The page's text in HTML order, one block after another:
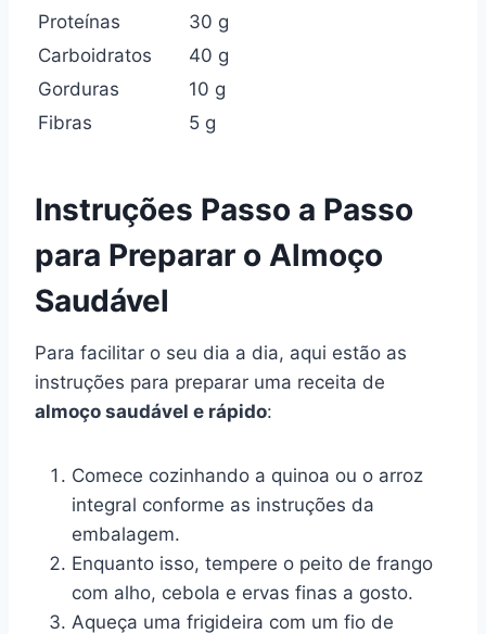
Proteínas
30 g
Carboidratos
40 g
Gorduras
10 g
Fibras
5 g
Instruções Passo a Passo
para Preparar o Almoço
Saudável
Para facilitar o seu dia a dia, aqui estão as
instruções para preparar uma receita de
almoço saudável e rápido:
Comece cozinhando a quinoa ou o arroz
integral conforme as instruções da
embalagem.
Enquanto isso, tempere o peito de frango
com alho, cebola e ervas finas a gosto.
Aqueça uma frigideira com um fio de